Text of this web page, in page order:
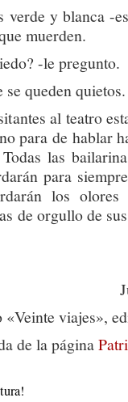
verde y blanca -
muerden.
-le pregunto.
queden quietos.
al teatro
para de hablar
las
para
los
de orgullo de
viajes»,
de la página